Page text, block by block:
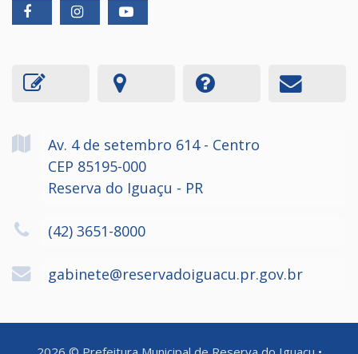
Av. 4 de setembro 614 - Centro
CEP 85195-000
Reserva do Iguaçu - PR
(42) 3651-8000
gabinete@reservadoiguacu.pr.gov.br